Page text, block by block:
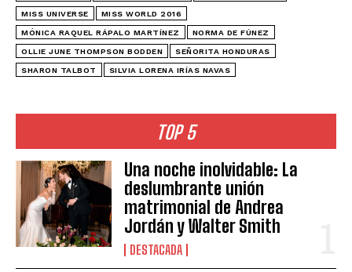
TOP 5
Una noche inolvidable: La
deslumbrante unión
matrimonial de Andrea
Jordán y Walter Smith
DESTACADA
MISS UNIVERSE MISS WORLD 2016
MÓNICA RAQUEL RÁPALO MARTÍNEZ NORMA DE FÚNEZ
OLLIE JUNE THOMPSON BODDEN SEÑORITA HONDURAS
SHARON TALBOT SILVIA LORENA IRÍAS NAVAS